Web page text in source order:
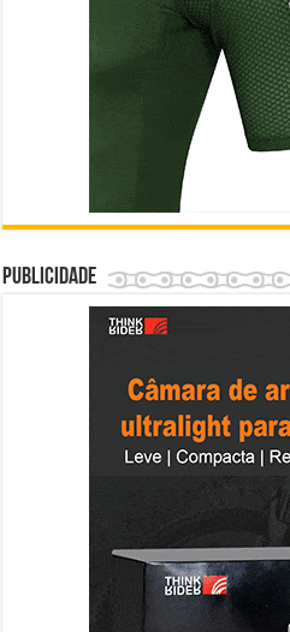
Publicidade